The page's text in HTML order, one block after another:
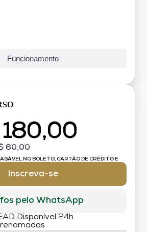
Funcionamento
180,00
60,00
NO BOLETO, CARTÃO DE CRÉDITO E
Inscreva-se
pelo WhatsApp
Disponível 24h